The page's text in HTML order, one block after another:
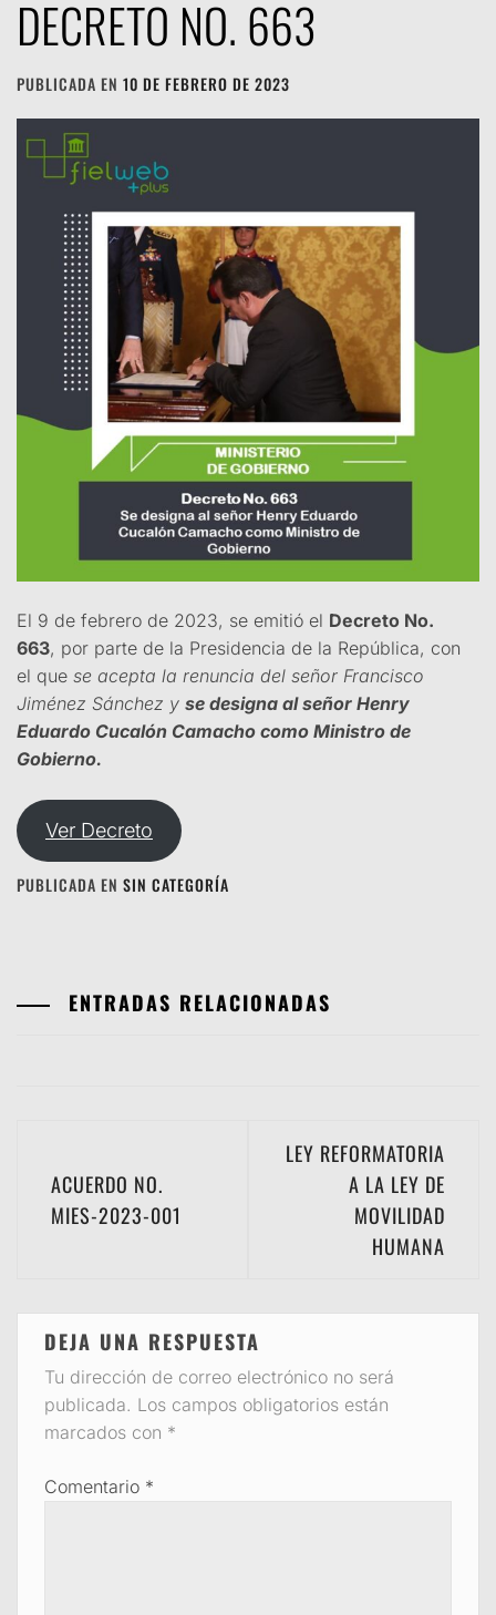
DECRETO NO. 663
PUBLICADA EN 10 DE FEBRERO DE 2023
El 9 de febrero de 2023, se emitió el Decreto No.
663, por parte de la Presidencia de la República, con
el que se acepta la renuncia del señor Francisco
Jiménez Sánchez y se designa al señor Henry
Eduardo Cucalón Camacho como Ministro de
Gobierno.
Ver Decreto
PUBLICADA EN SIN CATEGORÍA
ENTRADAS RELACIONADAS
entradas
ACUERDO NO.
MIES-2023-001
LEY REFORMATORIA
A LA LEY DE
MOVILIDAD
HUMANA
DEJA UNA RESPUESTA
Tu dirección de correo electrónico no será
publicada. Los campos obligatorios están
marcados con *
Comentario *